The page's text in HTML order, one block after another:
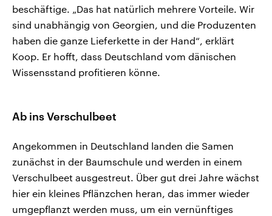
beschäftige. „Das hat natürlich mehrere Vorteile. Wir
sind unabhängig von Georgien, und die Produzenten
haben die ganze Lieferkette in der Hand“, erklärt
Koop. Er hofft, dass Deutschland vom dänischen
Wissensstand profitieren könne.
Ab ins Verschulbeet
Angekommen in Deutschland landen die Samen
zunächst in der Baumschule und werden in einem
Verschulbeet ausgestreut. Über gut drei Jahre wächst
hier ein kleines Pflänzchen heran, das immer wieder
umgepflanzt werden muss, um ein vernünftiges